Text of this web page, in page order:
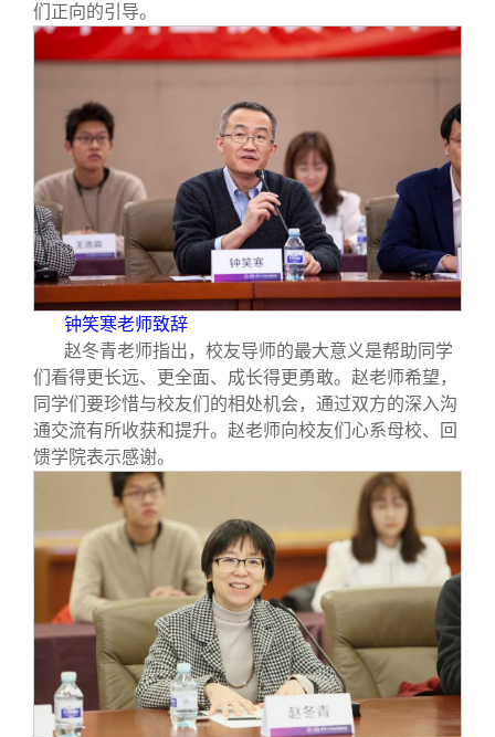
们正向的引导。
钟笑寒老师致辞
赵冬青老师指出，校友导师的最大意义是帮助同学
们看得更长远、更全面、成长得更勇敢。赵老师希望，
同学们要珍惜与校友们的相处机会，通过双方的深入沟
通交流有所收获和提升。赵老师向校友们心系母校、回
馈学院表示感谢。